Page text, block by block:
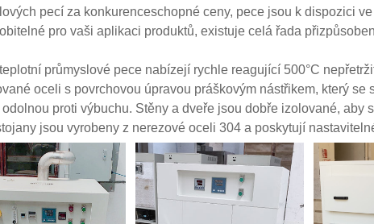
pecí za konkurenceschopné ceny, pece jsou k dispozici
pro vaši aplikaci produktů, existuje celá řada
průmyslové pece nabízejí rychle reagující 500°C
oceli s povrchovou úpravou práškovým nástřikem, který
proti výbuchu. Stěny a dveře jsou dobře izolované, aby
jsou vyrobeny z nerezové oceli 304 a poskytují